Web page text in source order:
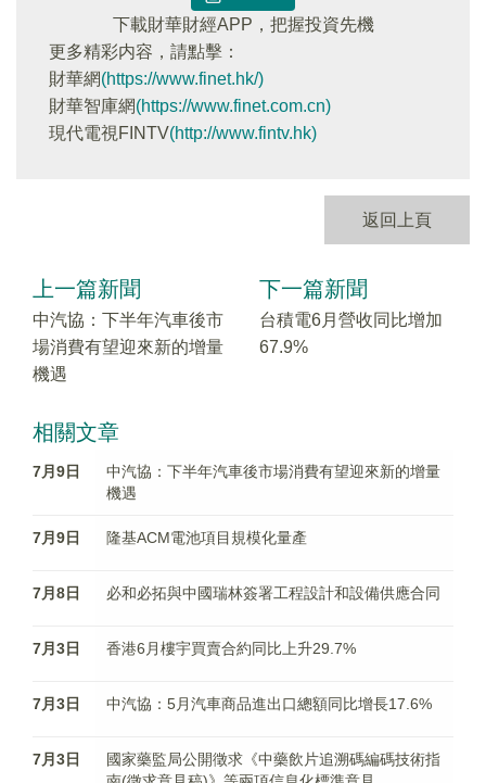
下載財華財經APP，把握投資先機
更多精彩内容，請點擊：
財華網(https://www.finet.hk/)
財華智庫網(https://www.finet.com.cn)
現代電視FINTV(http://www.fintv.hk)
返回上頁
上一篇新聞
中汽協：下半年汽車後市
場消費有望迎來新的增量
機遇
下一篇新聞
台積電6月營收同比增加
67.9%
相關文章
7月9日
中汽協：下半年汽車後市場消費有望迎來新的增量
機遇
7月9日 隆基ACM電池項目規模化量產
7月8日 必和必拓與中國瑞林簽署工程設計和設備供應合同
7月3日 香港6月樓宇買賣合約同比上升29.7%
7月3日 中汽協：5月汽車商品進出口總額同比增長17.6%
7月3日
國家藥監局公開徵求《中藥飲片追溯碼編碼技術指